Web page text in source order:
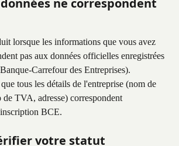
lorsque les informations que vous avez
pas aux données officielles enregistrées
Carrefour des Entreprises).
tous les détails de l'entreprise (nom de
de TVA, adresse) correspondent
BCE.
votre statut